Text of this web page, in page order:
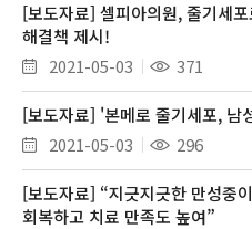
[보도자료] 셀피아의원, 줄기세
해결책 제시!
2021-05-03
371
[보도자료] '본메로 줄기세포, 남
2021-05-03
296
[보도자료] “지긋지긋한 만성중
회복하고 치료 만족도 높여”